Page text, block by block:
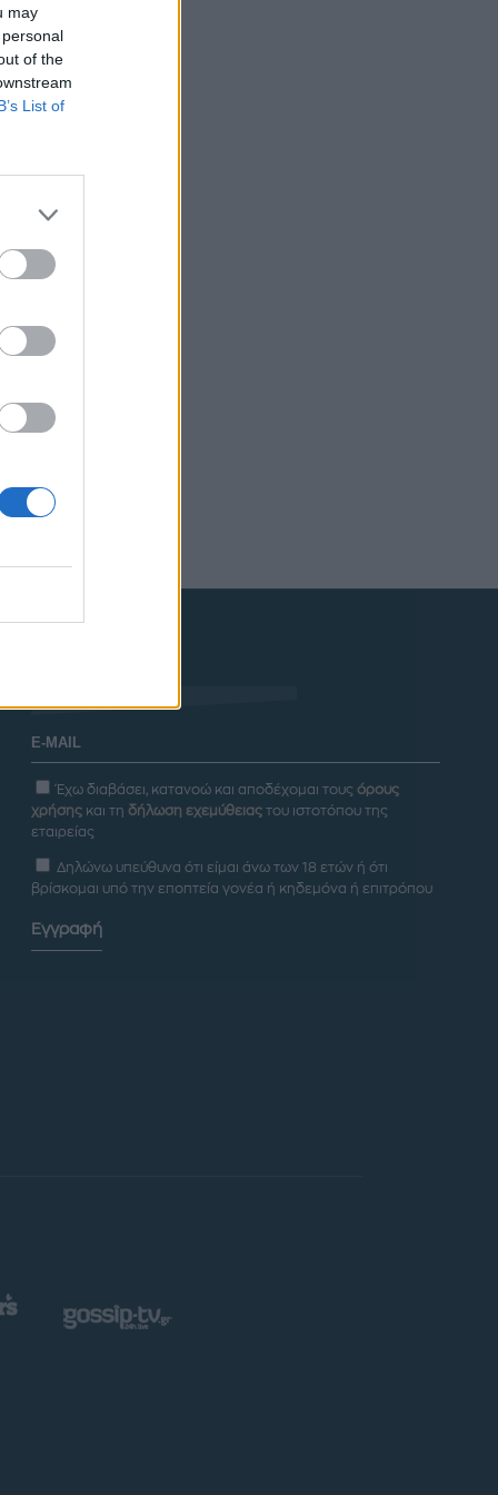
may
of the
List of
Έχω διαβάσει, κατανοώ και αποδέχομαι τους όρους
χρήσης και τη δήλωση εχεμύθειας του ιστοτόπου της
εταιρείας
Δηλώνω υπεύθυνα ότι είμαι άνω των 18 ετών ή ότι
βρίσκομαι υπό την εποπτεία γονέα ή κηδεμόνα ή επιτρόπου
Εγγραφή